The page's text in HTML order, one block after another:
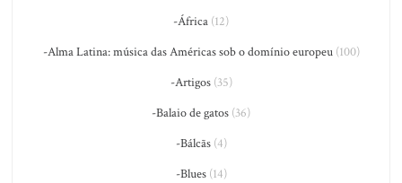
-África (12)
-Alma Latina: música das Américas sob o domínio europeu(100)
-Artigos(35)
-Balaio de gatos (36)
-Bálcãs(4)
-Blues(14)